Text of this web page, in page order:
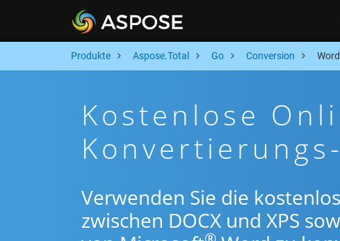
Produkte Aspose.Total Go Conversion
Kostenlose
Verwenden Sie die
zwischen DOCX und XPS